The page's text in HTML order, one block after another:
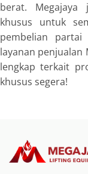
berat. Megajaya
khusus untuk
pembelian
layanan penjualan
lengkap terkait
khusus segera!